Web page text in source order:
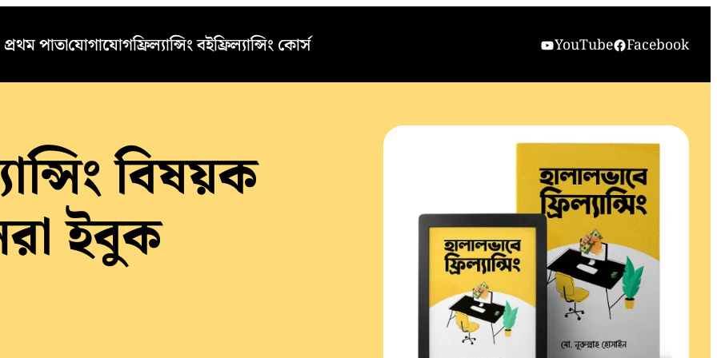
প্রথম পাতাযোগাযোগফ্রিল্যান্সিং বইফ্রিল্যান্সিং কোর্স YouTube Facebook
বিষয়ক
ইবুক